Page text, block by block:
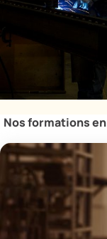
Nos formations